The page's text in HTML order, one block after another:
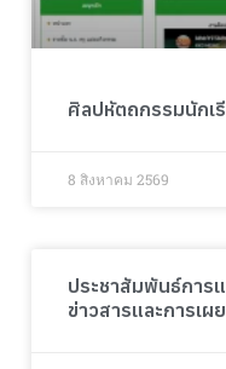
ศิลปหัตถกรรมนักเ
8 สิงหาคม 2569
ประชาสัมพันธ์การ
ข่าวสารและการเ